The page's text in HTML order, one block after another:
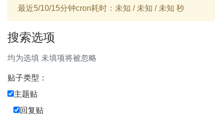
最近5/10/15分钟cron耗时：未知 / 未知 / 未知 秒
搜索选项
均为选填 未填项将被忽略
贴子类型：
主题贴
回复贴